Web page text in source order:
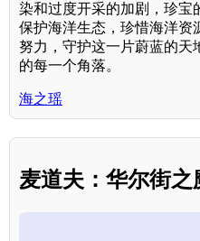
染和过度开采的加剧，珍宝
保护海洋生态，珍惜海洋资
努力，守护这一片蔚蓝的天
的每一个角落。
海之瑶
麦道夫：华尔街